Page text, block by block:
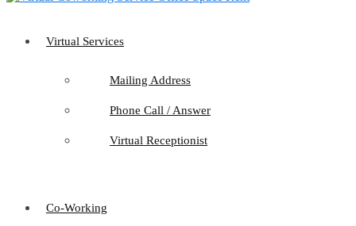
Virtual Services
Mailing Address
Phone Call / Answer
Virtual Receptionist
Co-Working